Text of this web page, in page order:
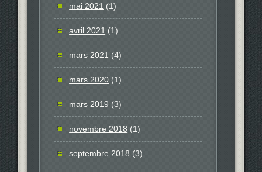
mai 2021 (1)
avril 2021 (1)
mars 2021 (4)
mars 2020 (1)
mars 2019 (3)
novembre 2018 (1)
septembre 2018 (3)